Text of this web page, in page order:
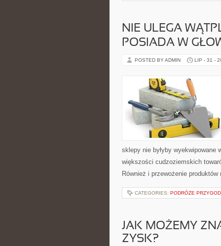
NIE ULEGA
POSIADA W
POSTED BY ADMIN LIP - 31 -
sklepy nie byłyby
większości cudzoziemskich
Również i przewożenie
CATEGORIES: PODRÓŻE
JAK MOŻEMY
ZYSK?